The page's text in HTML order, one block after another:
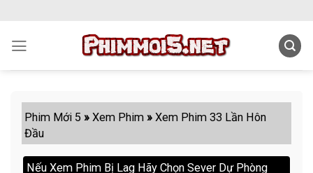
content
Phim Mới 5 »Xem Phim »Xem Phim 33 Lần Hôn
Đầu
Nếu Xem Phim Bị Lag Hãy Chọn Sever Dự Phòng